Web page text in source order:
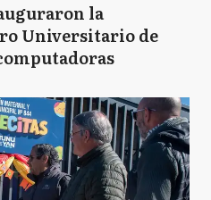
la
Universitario de